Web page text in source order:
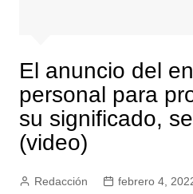
El anuncio del
personal para
su significado,
(video)
Redacción febrero 4,